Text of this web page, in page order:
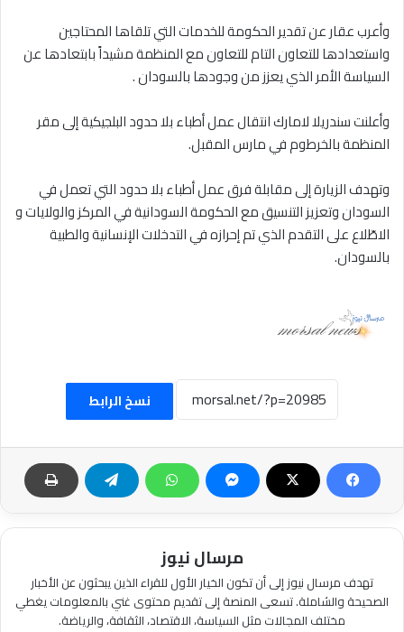
وأعرب عقار عن تقدير الحكومة للخدمات التي تلقاها المحتاجين
واستعدادها للتعاون التام للتعاون مع المنظمة مشيداً بابتعادها عن
السياسة الأمر الذي يعزز من وجودها بالسودان .
وأعلنت سندريلا لامارك انتقال عمل أطباء بلا حدود البلجيكية إلى مقر
المنظمة بالخرطوم في مارس المقبل.
وتهدف الزيارة إلى مقابلة فرق عمل أطباء بلا حدود التي تعمل في
السودان وتعزيز التنسيق مع الحكومة السودانية في المركز والولايات و
الاطّلاع على التقدم الذي تم إحرازه في التدخلات الإنسانية والطبية
بالسودان.
نسخ الرابط
مرسال نيوز
تهدف مرسال نيوز إلى أن تكون الخيار الأول للقراء الذين يبحثون عن الأخبار
الصحيحة والشاملة. تسعى المنصة إلى تقديم محتوى غني بالمعلومات يغطي
مختلف المجالات مثل السياسة، الاقتصاد، الثقافة، والرياضة.